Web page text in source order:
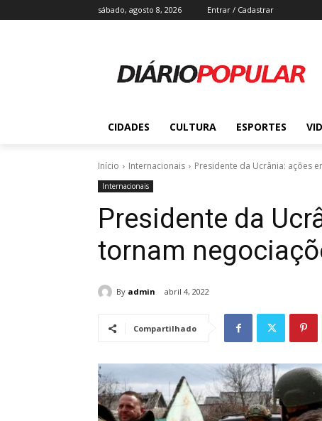
sábado, agosto 8, 2026 Entrar / Cadastrar
CIDADES CULTURA ESPORTES
Início Internacionais Presidente da Ucrânia: ações
Internacionais
Presidente da
tornam
By admin abril 4, 2022
Compartilhado